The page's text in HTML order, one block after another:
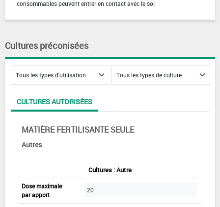
consommables peuvent entrer en contact avec le sol
Cultures préconisées
CULTURES AUTORISÉES
MATIÈRE FERTILISANTE SEULE
Autres
Cultures : Autre
Dose maximale
par apport
20